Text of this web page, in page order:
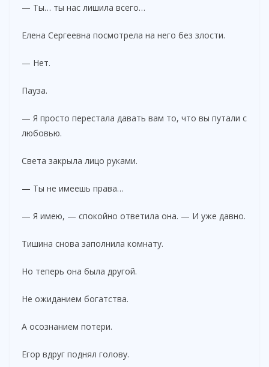
— Ты… ты нас лишила всего…
Елена Сергеевна посмотрела на него без злости.
— Нет.
Пауза.
— Я просто перестала давать вам то, что вы путали с
любовью.
Света закрыла лицо руками.
— Ты не имеешь права…
— Я имею, — спокойно ответила она. — И уже давно.
Тишина снова заполнила комнату.
Но теперь она была другой.
Не ожиданием богатства.
А осознанием потери.
Егор вдруг поднял голову.